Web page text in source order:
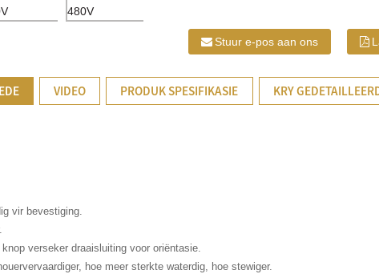
Stuur e-pos aan ons
VIDEO PRODUK SPESIFIKASIE KRY
vir bevestiging.
verseker draaisluiting voor oriëntasie.
hoe meer sterkte waterdig, hoe stewiger.